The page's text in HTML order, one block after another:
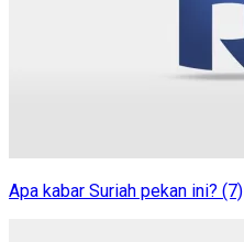
Apa kabar Suriah pekan ini? (7)